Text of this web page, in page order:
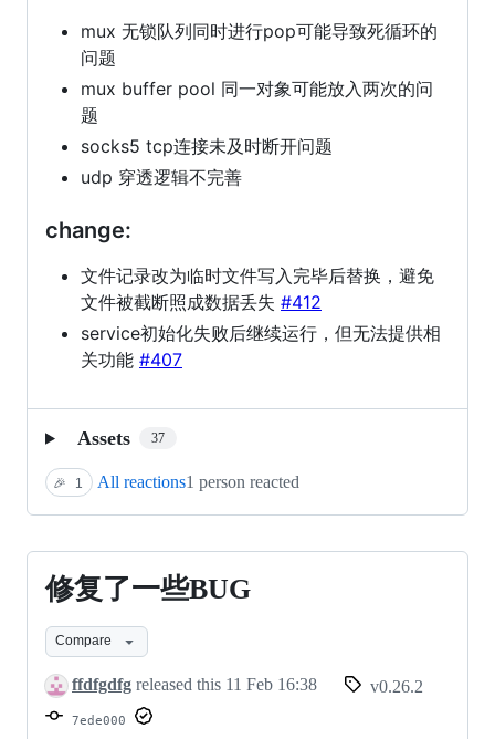
mux 无锁队列同时进行pop可能导致死循环的
问题
mux buffer pool 同一对象可能放入两次的问
题
socks5 tcp连接未及时断开问题
udp 穿透逻辑不完善
change:
文件记录改为临时文件写入完毕后替换，避免
文件被截断照成数据丢失 #412
service初始化失败后继续运行，但无法提供相
关功能 #407
Assets 37
🎉 1 All reactions1 person reacted
修
复
了
一
修复了一些BUG
Compare
ffdfgdfg released this 11 Feb 16:38 v0.26.2
7ede000